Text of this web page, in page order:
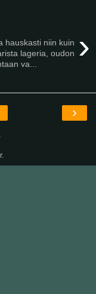
›
hauskasti niin kuin
lageria, oudon
va...
›
.